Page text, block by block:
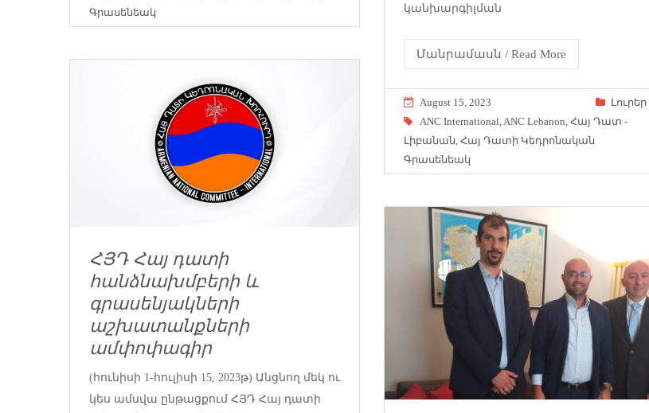
Գրասենեակ
կանխարգիլման
Մանրամասն / Read More
August 15, 2023
Լուրեր
ANC International ANC Lebanon Հայ Դատ -
Լիբանան Հայ Դատի Կեդրոնական
Գրասենեակ
ՀՅԴ Հայ դատի
հանձնախմբերի և
գրասենյակների
աշխատանքների
ամփոփագիր
(հունիսի 1-հուլիսի 15, 2023թ) Անցնող մեկ ու
կես ամսվա ընթացքում ՀՅԴ Հայ դատի